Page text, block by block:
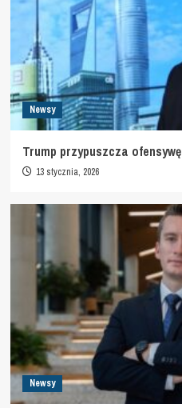
Newsy
Trump przypuszcza ofensywę
13 stycznia, 2026
Newsy